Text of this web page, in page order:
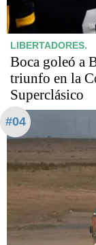
LIBERTADORES.
Boca goleó a
triunfo en la
Superclásico
#04